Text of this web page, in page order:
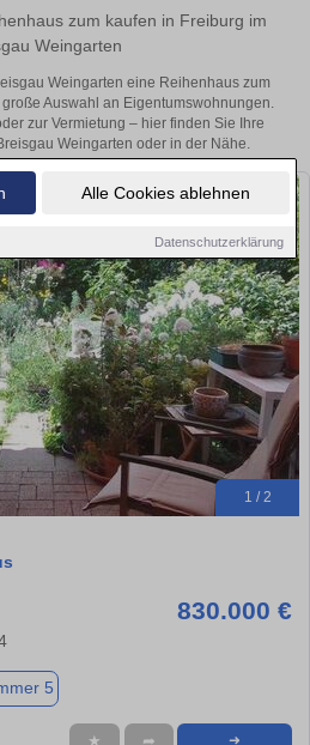
Alle Cookies ablehnen
Datenschutzerklärung
zum kaufen in Freiburg im
Weingarten
Weingarten eine Reihenhaus zum
Auswahl an Eigentumswohnungen.
zur Vermietung – hier finden Sie Ihre
Weingarten oder in der Nähe.
1 / 2
830.000 €
5
★ ➦ ➜